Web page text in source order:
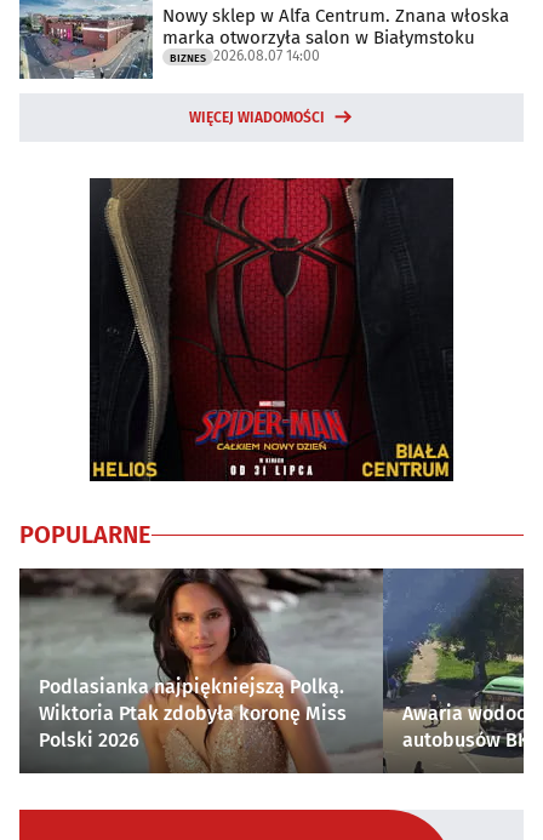
Nowy sklep w Alfa Centrum. Znana włoska
marka otworzyła salon w Białymstoku
BIZNES 2026.08.07 14:00
WIĘCEJ WIADOMOŚCI
POPULARNE
Podlasianka najpiękniejszą Polką.
Wiktoria Ptak zdobyła koronę Miss
Polski 2026
Awaria
autobusów